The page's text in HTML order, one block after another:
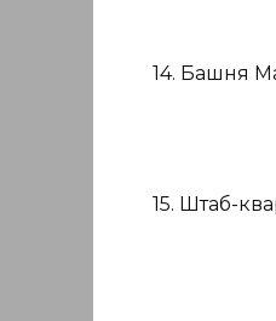
14. Башня
15. Штаб-